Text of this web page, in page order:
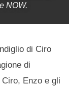
NOW.
di Ciro
di
Enzo e gli